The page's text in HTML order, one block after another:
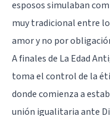
esposos simulaban
muy tradicional entre
amor y no por
A finales de La Edad
toma el control de la
donde comienza a
unión igualitaria ante